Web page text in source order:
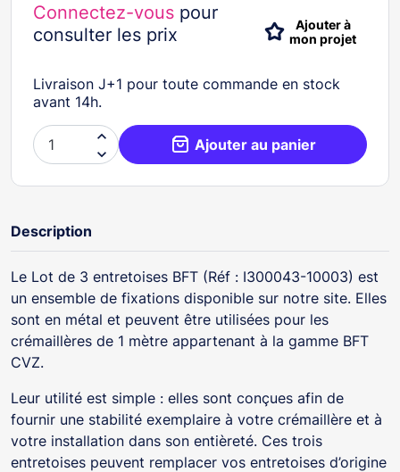
Connectez-vous pour
consulter les prix
Ajouter à
mon projet
Livraison J+1 pour toute commande en stock
avant 14h.

 Ajouter au panier
Description
Le Lot de 3 entretoises BFT (Réf : I300043-10003) est
un ensemble de fixations disponible sur notre site. Elles
sont en métal et peuvent être utilisées pour les
crémaillères de 1 mètre appartenant à la gamme BFT
CVZ.
Leur utilité est simple : elles sont conçues afin de
fournir une stabilité exemplaire à votre crémaillère et à
votre installation dans son entièreté. Ces trois
entretoises peuvent remplacer vos entretoises d’origine